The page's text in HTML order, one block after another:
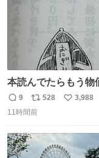
本読んでたらもう物
きた
返
信
9
リ
ポ
ト
528
い
数
3,988
11時間前